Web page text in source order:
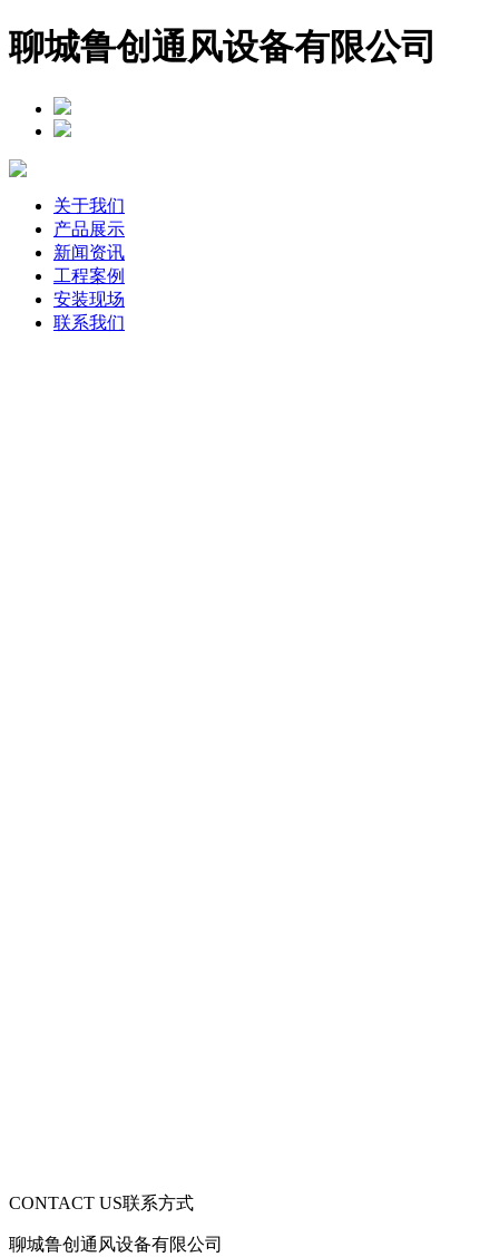
聊城鲁创通风设备有限公司
关于我们
产品展示
新闻资讯
工程案例
安装现场
联系我们
CONTACT US联系方式
聊城鲁创通风设备有限公司